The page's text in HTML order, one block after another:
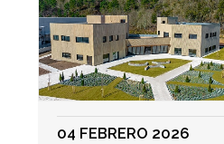
04 FEBRERO 2026